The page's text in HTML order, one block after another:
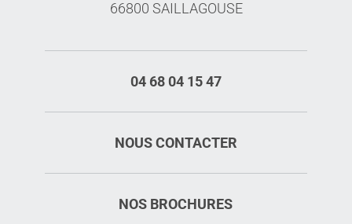
66800 SAILLAGOUSE
04 68 04 15 47
NOUS CONTACTER
NOS BROCHURES